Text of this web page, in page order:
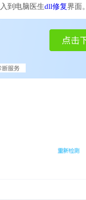
到电脑医生dll修复界面。